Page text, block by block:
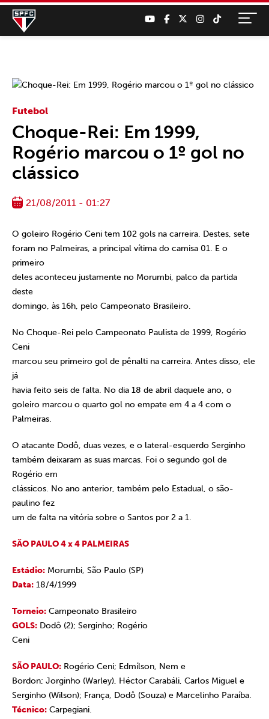
Futebol
Choque-Rei: Em 1999,
Rogério marcou o 1º gol no
clássico
21/08/2011 - 01:27
O goleiro Rogério Ceni tem 102 gols na carreira. Destes, sete
foram no Palmeiras, a principal vítima do camisa 01. E o
primeiro
deles aconteceu justamente no Morumbi, palco da partida
deste
domingo, às 16h, pelo Campeonato Brasileiro.
No Choque-Rei pelo Campeonato Paulista de 1999, Rogério
Ceni
marcou seu primeiro gol de pênalti na carreira. Antes disso, ele
já
havia feito seis de falta. No dia 18 de abril daquele ano, o
goleiro marcou o quarto gol no empate em 4 a 4 com o
Palmeiras.
O atacante Dodô, duas vezes, e o lateral-esquerdo Serginho
também deixaram as suas marcas. Foi o segundo gol de
Rogério em
clássicos. No ano anterior, também pelo Estadual, o são-
paulino fez
um de falta na vitória sobre o Santos por 2 a 1.
SÃO PAULO 4 x 4 PALMEIRAS
Estádio: Morumbi, São Paulo (SP)
Data: 18/4/1999
Torneio: Campeonato Brasileiro
GOLS: Dodô (2); Serginho; Rogério
Ceni
SÃO PAULO: Rogério Ceni; Edmílson, Nem e
Bordon; Jorginho (Warley), Héctor Carabáli, Carlos Miguel e
Serginho (Wilson); França, Dodô (Souza) e Marcelinho Paraíba.
Técnico: Carpegiani.